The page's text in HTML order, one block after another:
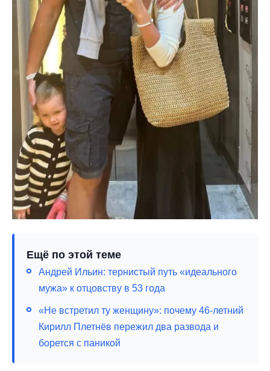
Ещё по этой теме
Андрей Ильин: тернистый путь «идеального
мужа» к отцовству в 53 года
«Не встретил ту женщину»: почему 46-летний
Кирилл Плетнёв пережил два развода и
борется с паникой